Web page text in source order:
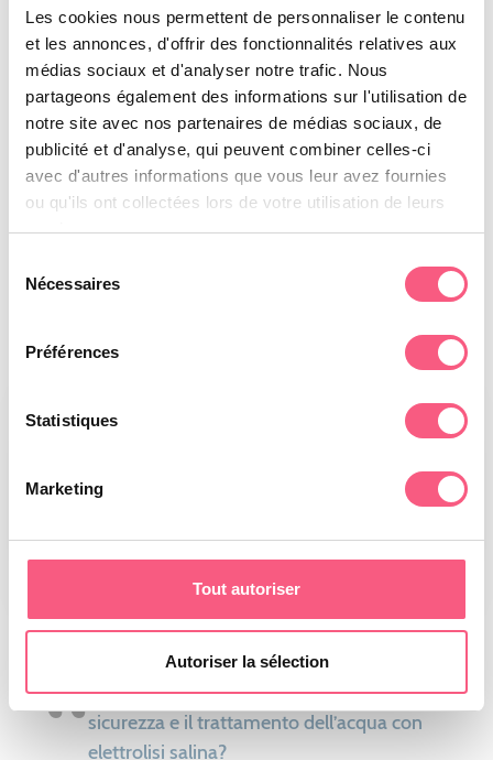
Les cookies nous permettent de personnaliser le contenu
et les annonces, d'offrir des fonctionnalités relatives aux
médias sociaux et d'analyser notre trafic. Nous
partageons également des informations sur l'utilisation de
notre site avec nos partenaires de médias sociaux, de
publicité et d'analyse, qui peuvent combiner celles-ci
avec d'autres informations que vous leur avez fournies
ou qu'ils ont collectées lors de votre utilisation de leurs
services.
Nécessaires
Préférences
Statistiques
Marketing
Tout autoriser
Autoriser la sélection
Articolato rispetto alla serranda grazie a un
sistema di cerniere, Wing System si apre con un
semplice movimento di rotazione.
Wing System èconforme alla norma NF P 90-
308.
È possibile conciliare la tapparella di
sicurezza e il trattamento dell’acqua con
elettrolisi salina?